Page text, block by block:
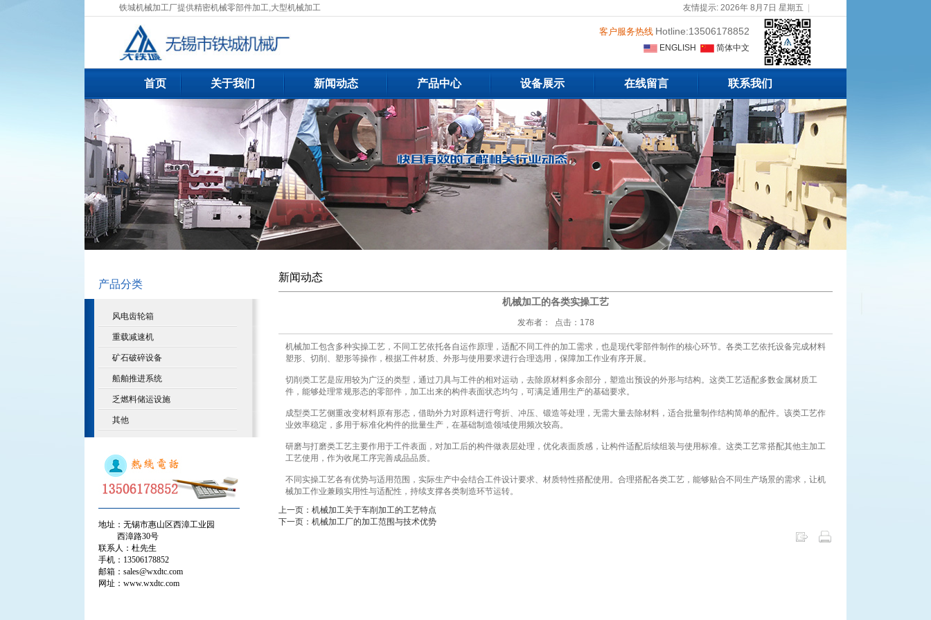
铁城机械加工厂提供精密机械零部件加工,大型机械加工 友情提示: 2026年 8月7日 星期五
客户服务热线 Hotline:13506178852
ENGLISH 简体中文
首页 关于我们 新闻动态 产品中心 设备展示 在线留言 联系我们
产品分类
风电齿轮箱
重载减速机
矿石破碎设备
船舶推进系统
乏燃料储运设施
其他
地址：无锡市惠山区西漳工业园
西漳路30号
联系人：杜先生
手机：13506178852
邮箱：sales@wxdtc.com
网址：www.wxdtc.com
新闻动态
机械加工的各类实操工艺
发布者： 点击：178
机械加工包含多种实操工艺，不同工艺依托各自运作原理，适配不同工件的加工需求，也是现代零部件制作的核心环节。各类工艺依托设备完成材料
塑形、切削、塑形等操作，根据工件材质、外形与使用要求进行合理选用，保障加工作业有序开展。
切削类工艺是应用较为广泛的类型，通过刀具与工件的相对运动，去除原材料多余部分，塑造出预设的外形与结构。这类工艺适配多数金属材质工
件，能够处理常规形态的零部件，加工出来的构件表面状态均匀，可满足通用生产的基础要求。
成型类工艺侧重改变材料原有形态，借助外力对原料进行弯折、冲压、锻造等处理，无需大量去除材料，适合批量制作结构简单的配件。该类工艺作
业效率稳定，多用于标准化构件的批量生产，在基础制造领域使用频次较高。
研磨与打磨类工艺主要作用于工件表面，对加工后的构件做表层处理，优化表面质感，让构件适配后续组装与使用标准。这类工艺常搭配其他主加工
工艺使用，作为收尾工序完善成品品质。
不同实操工艺各有优势与适用范围，实际生产中会结合工件设计要求、材质特性搭配使用。合理搭配各类工艺，能够贴合不同生产场景的需求，让机
械加工作业兼顾实用性与适配性，持续支撑各类制造环节运转。
上一页：机械加工关于车削加工的工艺特点
下一页：机械加工厂的加工范围与技术优势